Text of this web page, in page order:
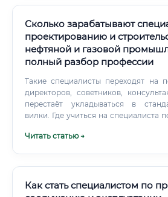
в технических консультантов и
специальности и сравнение ⚠️
проектировщика внутреннего
смежными профессиями: ✅ Почему проектировщик ЭС
выгоднее электромонтажника?
работает руками на
погоду, часто вахтовым методом.
офисе или удалённо, создаёт
который масштабируется (один
Сколько зарабатывают
проектированию и
нефтяной и газовой
полный разбор профессии
Такие специалисты переходят на
директоров, советников,
перестаёт укладываться в
вилки. Где учиться на специалиста
промышленности
Читать статью →
Как стать специалистом по